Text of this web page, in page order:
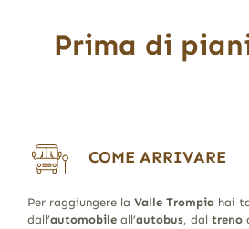
Prima di
COME ARRIVARE
Per raggiungere la Valle Trompia hai
dall’automobileall’autobus, dal treno